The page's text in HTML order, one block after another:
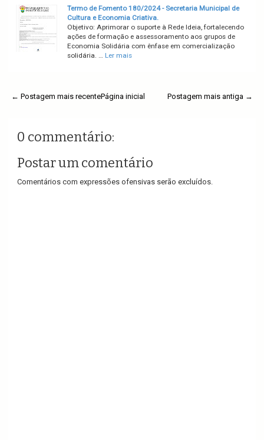
Termo de Fomento 180/2024 - Secretaria Municipal de
Cultura e Economia Criativa.
Objetivo: Aprimorar o suporte à Rede Ideia, fortalecendo
ações de formação e assessoramento aos grupos de
Economia Solidária com ênfase em comercialização
solidária. …
Ler mais
← Postagem mais recente Postagem mais antiga →
Página inicial
0 commentário:
Postar um comentário
Comentários com expressões ofensivas serão excluídos.